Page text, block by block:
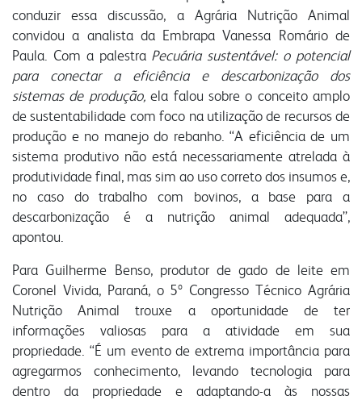
conduzir essa discussão, a Agrária Nutrição Animal
convidou a analista da Embrapa Vanessa Romário de
Paula. Com a palestra Pecuária sustentável: o potencial
para conectar a eficiência e descarbonização dos
sistemas de produção,ela falou sobre o conceito amplo
de sustentabilidade com foco na utilização de recursos de
produção e no manejo do rebanho. “A eficiência de um
sistema produtivo não está necessariamente atrelada à
produtividade final, mas sim ao uso correto dos insumos e,
no caso do trabalho com bovinos, a base para a
descarbonização é a nutrição animal adequada”,
apontou.
Para Guilherme Benso, produtor de gado de leite em
Coronel Vivida, Paraná, o 5º Congresso Técnico Agrária
Nutrição Animal trouxe a oportunidade de ter
informações valiosas para a atividade em sua
propriedade. “É um evento de extrema importância para
agregarmos conhecimento, levando tecnologia para
dentro da propriedade e adaptando-a às nossas